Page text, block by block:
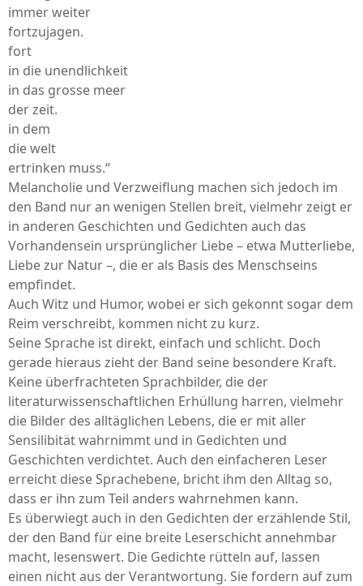
immer weiter
fortzujagen.
fort
in die unendlichkeit
in das grosse meer
der zeit.
in dem
die welt
ertrinken muss.“
Melancholie und Verzweiflung machen sich jedoch im
den Band nur an wenigen Stellen breit, vielmehr zeigt er
in anderen Geschichten und Gedichten auch das
Vorhandensein ursprünglicher Liebe – etwa Mutterliebe,
Liebe zur Natur –, die er als Basis des Menschseins
empfindet.
Auch Witz und Humor, wobei er sich gekonnt sogar dem
Reim verschreibt, kommen nicht zu kurz.
Seine Sprache ist direkt, einfach und schlicht. Doch
gerade hieraus zieht der Band seine besondere Kraft.
Keine überfrachteten Sprachbilder, die der
literaturwissenschaftlichen Erhüllung harren, vielmehr
die Bilder des alltäglichen Lebens, die er mit aller
Sensilibität wahrnimmt und in Gedichten und
Geschichten verdichtet. Auch den einfacheren Leser
erreicht diese Sprachebene, bricht ihm den Alltag so,
dass er ihn zum Teil anders wahrnehmen kann.
Es überwiegt auch in den Gedichten der erzählende Stil,
der den Band für eine breite Leserschicht annehmbar
macht, lesenswert. Die Gedichte rütteln auf, lassen
einen nicht aus der Verantwortung. Sie fordern auf zum